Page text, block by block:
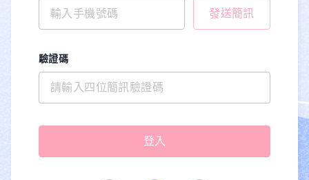
發送簡訊
驗證碼